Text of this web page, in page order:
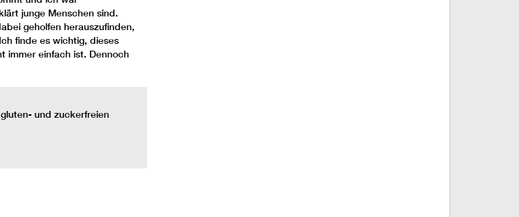
junge Menschen sind.
geholfen herauszufinden,
finde es wichtig, dieses
immer einfach ist. Dennoch
und zuckerfreien